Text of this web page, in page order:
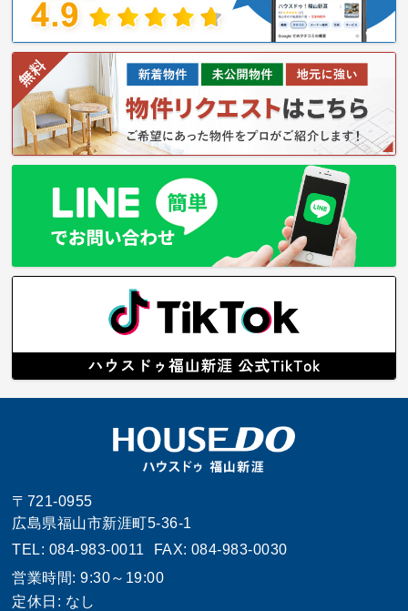
〒721-0955
広島県福山市新涯町5-36-1
TEL: 084-983-0011
FAX: 084-983-0030
営業時間: 9:30～19:00
定休日: なし